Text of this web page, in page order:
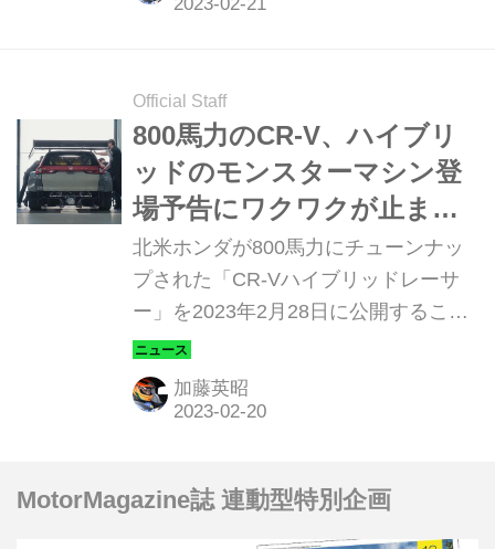
Official Staff
800馬力のCR-V、ハイブリ
ッドのモンスターマシン登
場予告にワクワクが止まら
ない！
北米ホンダが800馬力にチューンナッ
プされた「CR-Vハイブリッドレーサ
ー」を2023年2月28日に公開すること
を発表した。
加藤英昭
MotorMagazine誌 連動型特別企画